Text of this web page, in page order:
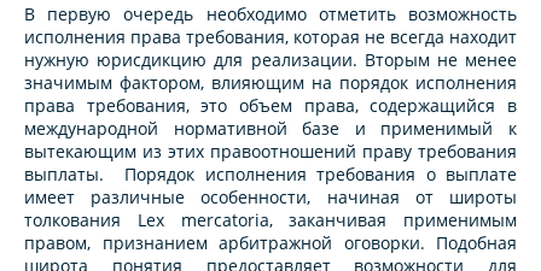
В первую очередь необходимо отметить возможность
исполнения права требования, которая не всегда находит
нужную юрисдикцию для реализации. Вторым не менее
значимым фактором, влияющим на порядок исполнения
права требования, это объем права, содержащийся в
международной нормативной базе и применимый к
вытекающим из этих правоотношений праву требования
выплаты. Порядок исполнения требования о выплате
имеет различные особенности, начиная от широты
толкования Lex mercatoria, заканчивая применимым
правом, признанием арбитражной оговорки. Подобная
широта понятия предоставляет возможности для